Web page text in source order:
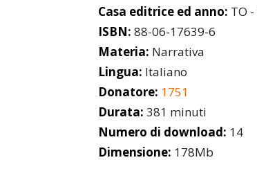
Casa editrice ed anno: TO
ISBN: 88-06-17639-6
Materia: Narrativa
Lingua: Italiano
Donatore: 1751
Durata: 381 minuti
Numero di download: 14
Dimensione: 178Mb